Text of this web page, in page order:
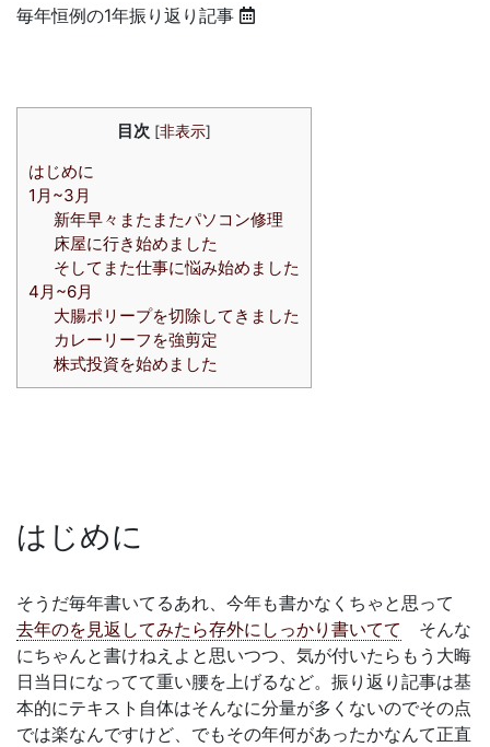
毎年恒例の1年振り返り記事
目次 [非表示]
はじめに
1月~3月
新年早々またまたパソコン修理
床屋に行き始めました
そしてまた仕事に悩み始めました
4月~6月
大腸ポリープを切除してきました
カレーリーフを強剪定
株式投資を始めました
はじめに
そうだ毎年書いてるあれ、今年も書かなくちゃと思って
去年のを見返してみたら存外にしっかり書いてて そんな
にちゃんと書けねえよと思いつつ、気が付いたらもう大晦
日当日になってて重い腰を上げるなど。振り返り記事は基
本的にテキスト自体はそんなに分量が多くないのでその点
では楽なんですけど、でもその年何があったかなんて正直